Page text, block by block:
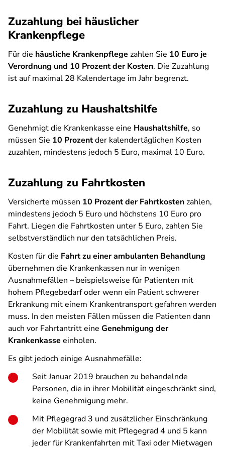
Zuzahlung bei häuslicher
Krankenpflege
Für die häusliche Krankenpflege zahlen Sie 10 Euro je
Verordnung und 10 Prozent der Kosten. Die Zuzahlung
ist auf maximal 28 Kalendertage im Jahr begrenzt.
Zuzahlung zu Haushaltshilfe
Genehmigt die Krankenkasse eine Haushaltshilfe, so
müssen Sie 10 Prozentder kalendertäglichen Kosten
zuzahlen, mindestens jedoch 5 Euro, maximal 10 Euro.
Zuzahlung zu Fahrtkosten
Versicherte müssen 10 Prozent der Fahrtkostenzahlen,
mindestens jedoch 5 Euro und höchstens 10 Euro pro
Fahrt. Liegen die Fahrtkosten unter 5 Euro, zahlen Sie
selbstverständlich nur den tatsächlichen Preis.
Kosten für die Fahrt zu einer ambulanten Behandlung
übernehmen die Krankenkassen nur in wenigen
Ausnahmefällen – beispielsweise für Patienten mit
hohem Pflegebedarf oder wenn ein Patient schwerer
Erkrankung mit einem Krankentransport gefahren werden
muss. In den meisten Fällen müssen die Patienten dann
auch vor Fahrtantritt eine Genehmigung der
Krankenkasse einholen.
Es gibt jedoch einige Ausnahmefälle:
Seit Januar 2019 brauchen zu behandelnde
Personen, die in ihrer Mobilität eingeschränkt sind,
keine Genehmigung mehr.
Mit Pflegegrad 3 und zusätzlicher Einschränkung
der Mobilität sowie mit Pflegegrad 4 und 5 kann
jeder für Krankenfahrten mit Taxi oder Mietwagen